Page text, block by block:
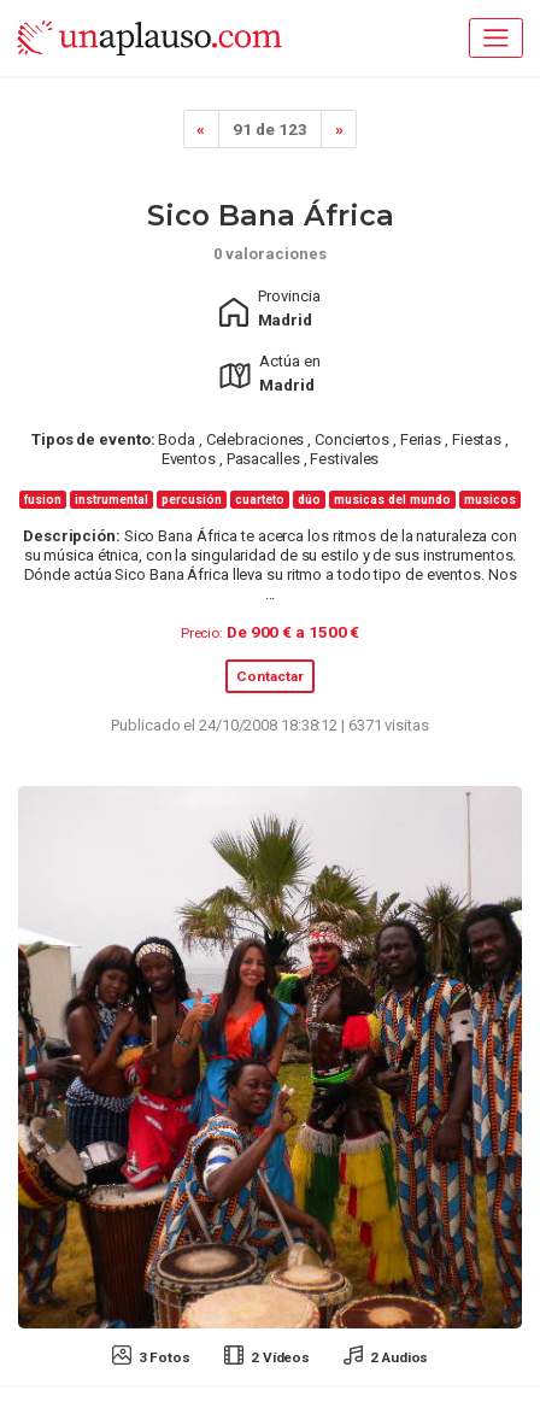
« 91 de 123 »
3 Fotos 2 Vídeos 2 Audios
Sico Bana África
0 valoraciones
Provincia
Madrid
Actúa en
Madrid
Tipos de evento: Boda , Celebraciones , Conciertos , Ferias , Fiestas ,
Eventos , Pasacalles , Festivales
fusion instrumental percusión cuarteto dúo musicas del mundo musicos
Descripción: Sico Bana África te acerca los ritmos de la naturaleza con
su música étnica, con la singularidad de su estilo y de sus instrumentos.
Dónde actúa Sico Bana África lleva su ritmo a todo tipo de eventos. Nos
...
Precio: De 900 € a 1500 €
Contactar
Publicado el 24/10/2008 18:38:12 | 6371 visitas